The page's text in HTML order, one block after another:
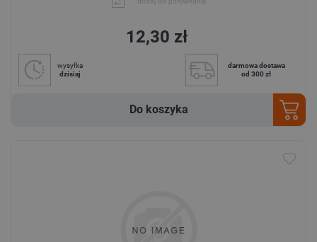
12,30 zł
wysyłka
dzisiaj
darmowa dostawa
od 300 zł
Do koszyka